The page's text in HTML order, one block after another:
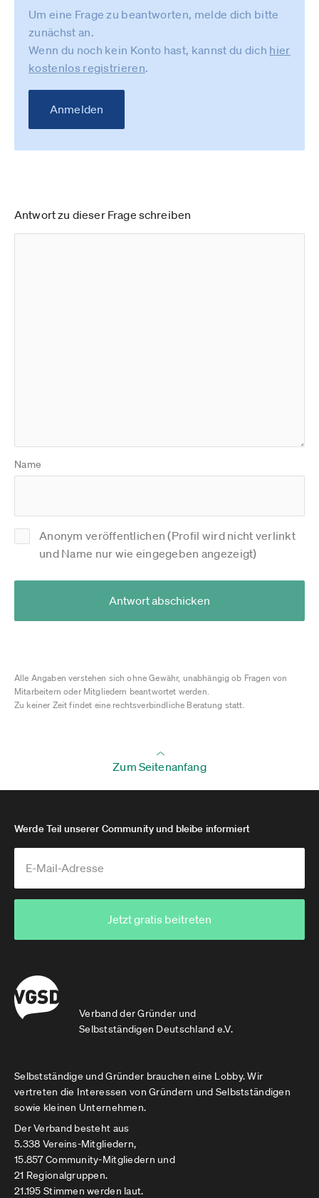
Um eine Frage zu beantworten, melde dich bitte
zunächst an.
Wenn du noch kein Konto hast, kannst du dich hier
kostenlos registrieren.
Anmelden
Antwort zu dieser Frage schreiben
Name
Anonym veröffentlichen (Profil wird nicht verlinkt
und Name nur wie eingegeben angezeigt)
Antwort abschicken
Alle Angaben verstehen sich ohne Gewähr, unabhängig ob Fragen von
Mitarbeitern oder Mitgliedern beantwortet werden.
Zu keiner Zeit findet eine rechtsverbindliche Beratung statt.
Zum Seitenanfang
Verband der Gründer und
Selbstständigen Deutschland e.V.
Werde Teil unserer Community und bleibe informiert
Jetzt gratis beitreten
Selbstständige und Gründer brauchen eine Lobby. Wir
vertreten die Interessen von Gründern und Selbstständigen
sowie kleinen Unternehmen.
Der Verband besteht aus
5.338 Vereins-Mitgliedern,
15.857 Community-Mitgliedern und
21 Regionalgruppen.
21.195 Stimmen werden laut.